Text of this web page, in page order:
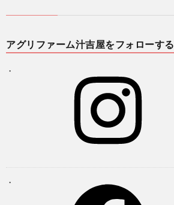
アグリファーム汁吉屋をフォローする